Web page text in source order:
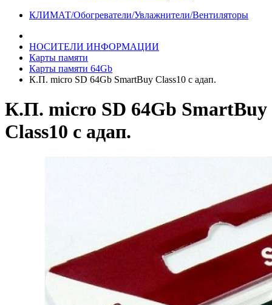
КЛИМАТ/Обогреватели/Увлажнители/Вентиляторы
НОСИТЕЛИ ИНФОРМАЦИИ
Карты памяти
Карты памяти 64Gb
К.П. micro SD 64Gb SmartBuy Class10 с адап.
К.П. micro SD 64Gb SmartBuy
Class10 с адап.